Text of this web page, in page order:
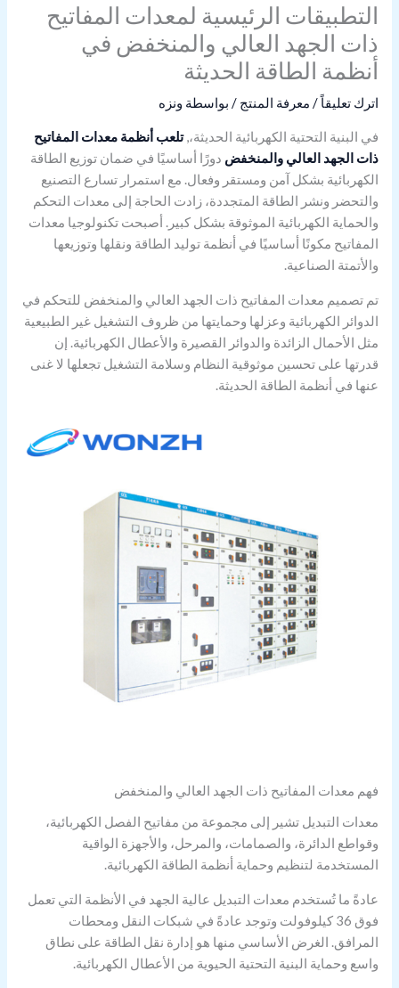
التطبيقات الرئيسية لمعدات المفاتيح
ذات الجهد العالي والمنخفض في
أنظمة الطاقة الحديثة
اترك تعليقاً / معرفة المنتج / بواسطة ونزه
في البنية التحتية الكهربائية الحديثة،,تلعب أنظمة معدات المفاتيح
ذات الجهد العالي والمنخفض دورًا أساسيًا في ضمان توزيع الطاقة
الكهربائية بشكل آمن ومستقر وفعال. مع استمرار تسارع التصنيع
والتحضر ونشر الطاقة المتجددة، زادت الحاجة إلى معدات التحكم
والحماية الكهربائية الموثوقة بشكل كبير. أصبحت تكنولوجيا معدات
المفاتيح مكونًا أساسيًا في أنظمة توليد الطاقة ونقلها وتوزيعها
والأتمتة الصناعية.
تم تصميم معدات المفاتيح ذات الجهد العالي والمنخفض للتحكم في
الدوائر الكهربائية وعزلها وحمايتها من ظروف التشغيل غير الطبيعية
مثل الأحمال الزائدة والدوائر القصيرة والأعطال الكهربائية. إن
قدرتها على تحسين موثوقية النظام وسلامة التشغيل تجعلها لا غنى
عنها في أنظمة الطاقة الحديثة.
فهم معدات المفاتيح ذات الجهد العالي والمنخفض
معدات التبديل تشير إلى مجموعة من مفاتيح الفصل الكهربائية،
وقواطع الدائرة، والصمامات، والمرحل، والأجهزة الواقية
المستخدمة لتنظيم وحماية أنظمة الطاقة الكهربائية.
عادةً ما تُستخدم معدات التبديل عالية الجهد في الأنظمة التي تعمل
فوق 36 كيلوفولت وتوجد عادةً في شبكات النقل ومحطات
المرافق. الغرض الأساسي منها هو إدارة نقل الطاقة على نطاق
واسع وحماية البنية التحتية الحيوية من الأعطال الكهربائية.